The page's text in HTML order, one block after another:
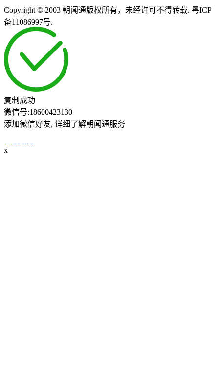
Copyright © 2003 朝闻通版权所有，未经许可不得转载. 粤ICP
备11086997号.
复制成功
微信号:18600423130
添加微信好友, 详细了解朝闻通服务
x